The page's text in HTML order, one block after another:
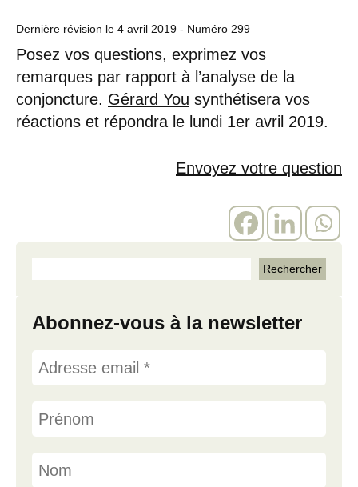
Dernière révision le 4 avril 2019 - Numéro 299
Posez vos questions, exprimez vos
remarques par rapport à l’analyse de la
conjoncture. Gérard You synthétisera vos
réactions et répondra le lundi 1er avril 2019.
Envoyez votre question
Abonnez-vous à la newsletter